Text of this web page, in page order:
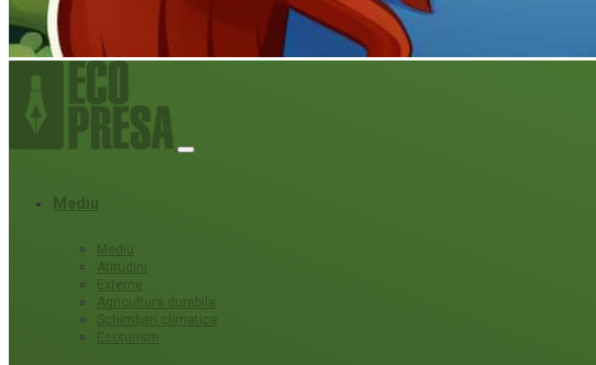
Mediu
Mediu
Atitudini
Externe
Agricultura durabila
Schimbari climatice
Ecoturism